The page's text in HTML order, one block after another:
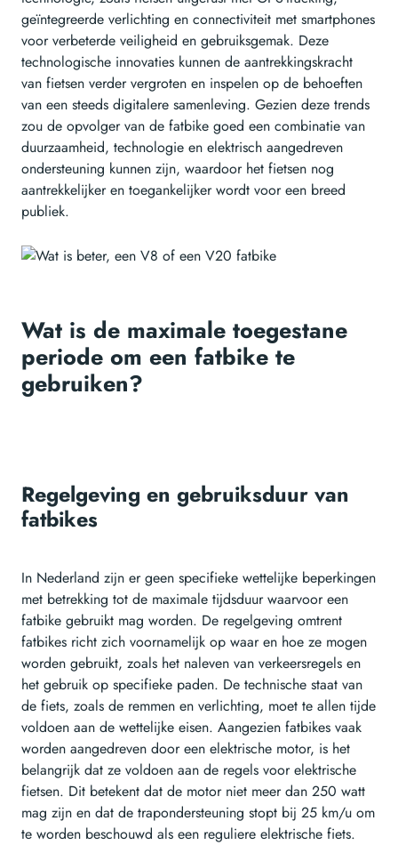
geïntegreerde verlichting en connectiviteit met smartphones
voor verbeterde veiligheid en gebruiksgemak. Deze
technologische innovaties kunnen de aantrekkingskracht
van fietsen verder vergroten en inspelen op de behoeften
van een steeds digitalere samenleving. Gezien deze trends
zou de opvolger van de fatbike goed een combinatie van
duurzaamheid, technologie en elektrisch aangedreven
ondersteuning kunnen zijn, waardoor het fietsen nog
aantrekkelijker en toegankelijker wordt voor een breed
publiek.
Wat is de maximale toegestane
periode om een fatbike te
gebruiken?
Regelgeving en gebruiksduur van
fatbikes
In Nederland zijn er geen specifieke wettelijke beperkingen
met betrekking tot de maximale tijdsduur waarvoor een
fatbike gebruikt mag worden. De regelgeving omtrent
fatbikes richt zich voornamelijk op waar en hoe ze mogen
worden gebruikt, zoals het naleven van verkeersregels en
het gebruik op specifieke paden. De technische staat van
de fiets, zoals de remmen en verlichting, moet te allen tijde
voldoen aan de wettelijke eisen. Aangezien fatbikes vaak
worden aangedreven door een elektrische motor, is het
belangrijk dat ze voldoen aan de regels voor elektrische
fietsen. Dit betekent dat de motor niet meer dan 250 watt
mag zijn en dat de trapondersteuning stopt bij 25 km/u om
te worden beschouwd als een reguliere elektrische fiets.